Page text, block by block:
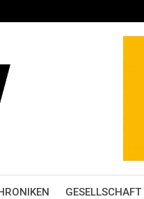
GESELLSCHAFT